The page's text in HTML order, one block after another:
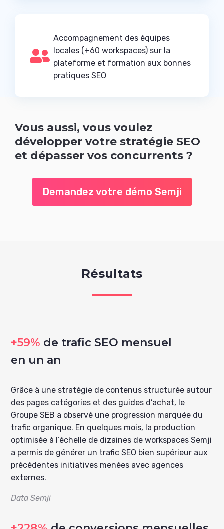

Accompagnement des équipes
locales (+60 workspaces) sur la
plateforme et formation aux bonnes
pratiques SEO
Vous aussi, vous voulez
développer votre stratégie SEO
et dépasser vos concurrents ?
Demandez votre démo Semji
Résultats
+59% de trafic SEO mensuel
en un an
Grâce à une stratégie de contenus structurée autour
des pages catégories et des guides d’achat, le
Groupe SEB a observé une progression marquée du
trafic organique. En quelques mois, la production
optimisée à l’échelle de dizaines de workspaces Semji
a permis de générer un trafic SEO bien supérieur aux
précédentes initiatives menées avec agences
externes.
Data Semji